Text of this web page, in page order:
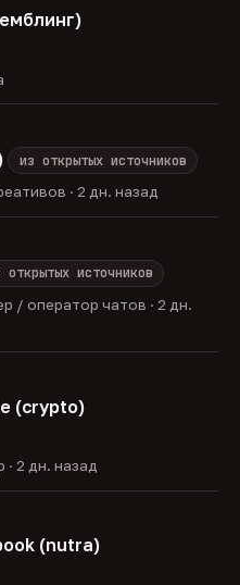
из открытых источников
· 2 дн. назад
открытых источников
/ оператор чатов · 2 дн.
(crypto)
2 дн. назад
(nutra)